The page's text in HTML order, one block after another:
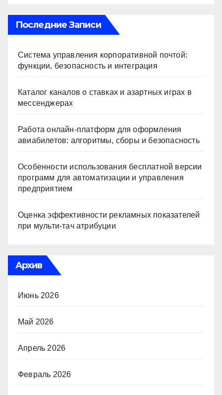
Последние Записи
Система управления корпоративной почтой:
функции, безопасность и интеграция
Каталог каналов о ставках и азартных играх в
мессенджерах
Работа онлайн‑платформ для оформления
авиабилетов: алгоритмы, сборы и безопасность
Особенности использования бесплатной версии
программ для автоматизации и управления
предприятием
Оценка эффективности рекламных показателей
при мульти-тач атрибуции
Архив
Июнь 2026
Май 2026
Апрель 2026
Февраль 2026